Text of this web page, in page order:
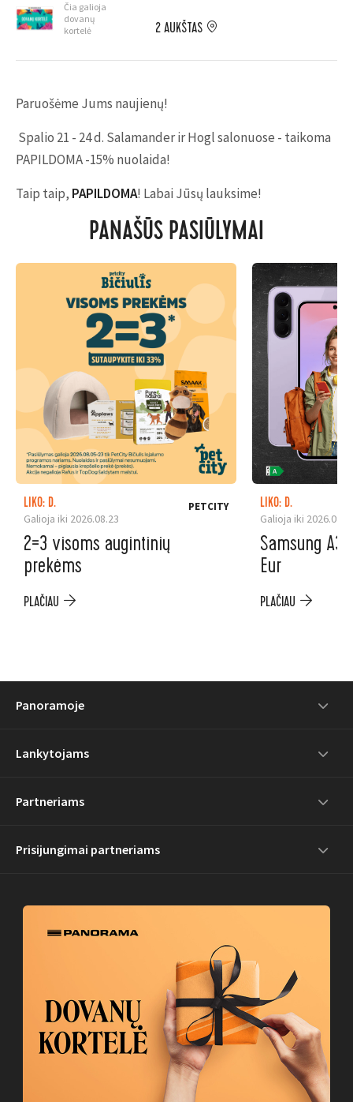
Čia galioja
dovanų
kortelė
2 AUKŠTAS
Paruošėme Jums naujienų!
Spalio 21 - 24 d. Salamander ir Hogl salonuose - taikoma
PAPILDOMA -15% nuolaida!
Taip taip, PAPILDOMA! Labai Jūsų lauksime!
PANAŠŪS PASIŪLYMAI
LIKO: D.
Galioja iki 2026.08.23
PETCITY
2=3 visoms augintinių
prekėms
PLAČIAU
LIKO: D.
Galioja iki
Samsung
Eur
PLAČIAU
Panoramoje
Lankytojams
Partneriams
Prisijungimai partneriams